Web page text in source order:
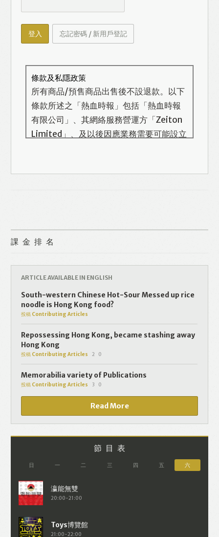
登入 忘記密碼 / 新用戶登記
條款及私隱政策
所有商品/預售商品出售後不設退款。以下
條款所述之「熱血時報」包括「熱血時報
有限公司」、其網絡服務營運方「Zeiton
Limited」、及以後因應業務需要可能設立
願性質。我們收集的個人資料包括姓名、
保留隨時增減本付費服務內容的權利，包
括但不限於漫畫、節目、小說等欄目及內
將你的個人資料與從商業夥伴或其他公司
取得的資料結合，但不會出租、出售、或
透露你的個人資料予他人或非附屬公司。
個人資料將用於提供更適合你的廣告及網
頁內容、評估與改善我們的服務、聯絡你
或進行不記名的 究調查。所得資料亦只會
用於所述指定用途。除非所作用途為法例
容許或屬法例規定，否則未經你事先同
意，你的個人資料不會作其他用途。如果
決定提供個人資料，即表示您同意我們將
該資料傳送並儲存。 熱血時報會根據用戶
廣告目標人士的標準），而發送目標廣
告。不會因為你與廣告作出互動或觀看一
個目標廣告而向廣告客戶提供任何用戶的
個人資料。 但如果你觀看或與該廣告作出
互動，則表示你同意廣告客戶有可能假設
你符合該廣告目標客戶群的標準。熱血時
報並會根據你在交易平台（如PAYPAL），
課金排名
ARTICLE AVAILABLE IN ENGLISH
South-western Chinese Hot-Sour Messed up rice
noodle is Hong Kong food?
投稿 Contributing Articles
Repossessing Hong Kong, became stashing away
Hong Kong
投稿 Contributing Articles 2 0
Memorabilia variety of Publications
投稿 Contributing Articles 3 0
Read More
節目表
日 一 二 三 四 五 六
20:00-21:00
21:00-22:00